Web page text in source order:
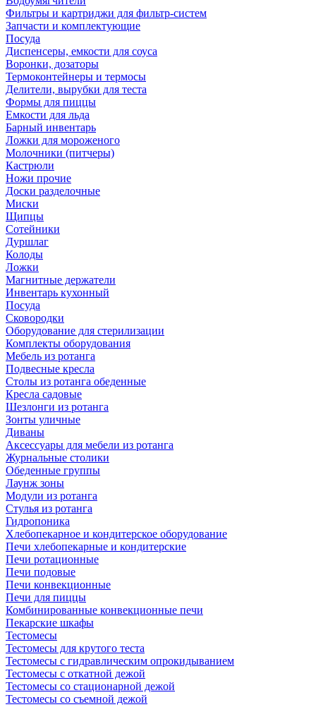
Фильтры и картриджи для фильтр-систем
Запчасти и комплектующие
Посуда
Диспенсеры, емкости для соуса
Воронки, дозаторы
Термоконтейнеры и термосы
Делители, вырубки для теста
Формы для пиццы
Емкости для льда
Барный инвентарь
Ложки для мороженого
Молочники (питчеры)
Кастрюли
Ножи прочие
Доски разделочные
Миски
Щипцы
Сотейники
Дуршлаг
Колоды
Ложки
Магнитные держатели
Инвентарь кухонный
Посуда
Сковородки
Оборудование для стерилизации
Комплекты оборудования
Мебель из ротанга
Подвесные кресла
Столы из ротанга обеденные
Кресла садовые
Шезлонги из ротанга
Зонты уличные
Диваны
Аксессуары для мебели из ротанга
Журнальные столики
Обеденные группы
Лаунж зоны
Модули из ротанга
Стулья из ротанга
Гидропоника
Хлебопекарное и кондитерское оборудование
Печи хлебопекарные и кондитерские
Печи ротационные
Печи подовые
Печи конвекционные
Печи для пиццы
Комбинированные конвекционные печи
Пекарские шкафы
Тестомесы
Тестомесы для крутого теста
Тестомесы с гидравлическим опрокидыванием
Тестомесы с откатной дежой
Тестомесы со стационарной дежой
Тестомесы со съемной дежой